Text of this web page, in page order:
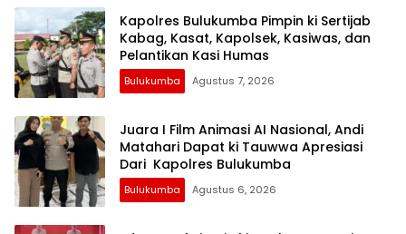
Kapolres Bulukumba Pimpin ki Sertijab
Kabag, Kasat, Kapolsek, Kasiwas, dan
Pelantikan Kasi Humas
Bulukumba Agustus 7, 2026
Juara I Film Animasi AI Nasional, Andi
Matahari Dapat ki Tauwwa Apresiasi
Dari Kapolres Bulukumba
Bulukumba Agustus 6, 2026